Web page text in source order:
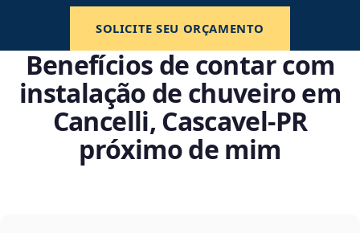
SOLICITE SEU ORÇAMENTO
Benefícios de contar com
instalação de chuveiro em
Cancelli, Cascavel‑PR
próximo de mim